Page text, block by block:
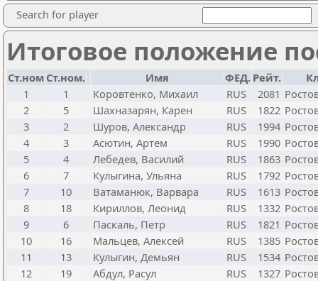
Search for player
Итоговое положение
Ст.ном Ст.ном. Имя ФЕД. Рейт.
1
1 Коровтенко, Михаил RUS 2081
2
5 Шахназарян, Карен RUS 1822
3
2 Шуров, Александр RUS 1994
4
3 Асютин, Артем RUS 1990
5
4 Лебедев, Василий RUS 1863
6
7 Кулыгина, Ульяна RUS 1792
7
10 Ватаманюк, Варвара RUS 1613
8
18 Кириллов, Леонид RUS 1332
9
6 Паскаль, Петр RUS 1821
10
16 Мальцев, Алексей RUS 1385
11
13 Кулыгин, Демьян RUS 1534
12
19 Абдул, Расул RUS 1327